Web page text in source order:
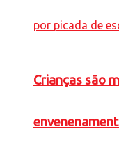
Crianças são